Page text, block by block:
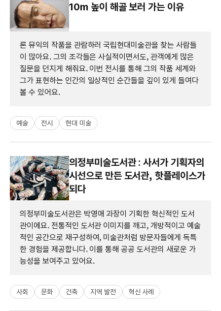
10m 높이 해골 보러 가는 이유
론 뮤익의 작품을 관람하러 국립현대미술관을 찾는 사람들
이 많아요. 그의 조각들은 사실적이면서도, 관객에게 많은
질문을 던지게 해줘요. 이번 전시를 통해 그의 작품 세계와
그가 표현하는 인간의 일상적인 순간들을 깊이 있게 들여다
볼 수 있어요.
예술 전시 현대 미술
의정부미술도서관 : 사서가 기획자의
시선으로 만든 도서관, 핫플레이스가
되다
의정부미술도서관은 박영애 과장이 기획한 혁신적인 도서
관이에요. 전통적인 도서관 이미지를 깨고, 개방적이고 예술
적인 공간으로 재구성하여, 미술관처럼 방문자들에게 독특
한 경험을 제공합니다. 이를 통해 공공 도서관의 새로운 가
능성을 보여주고 있어요.
사회 문화 건축 지역 발전 혁신 사례